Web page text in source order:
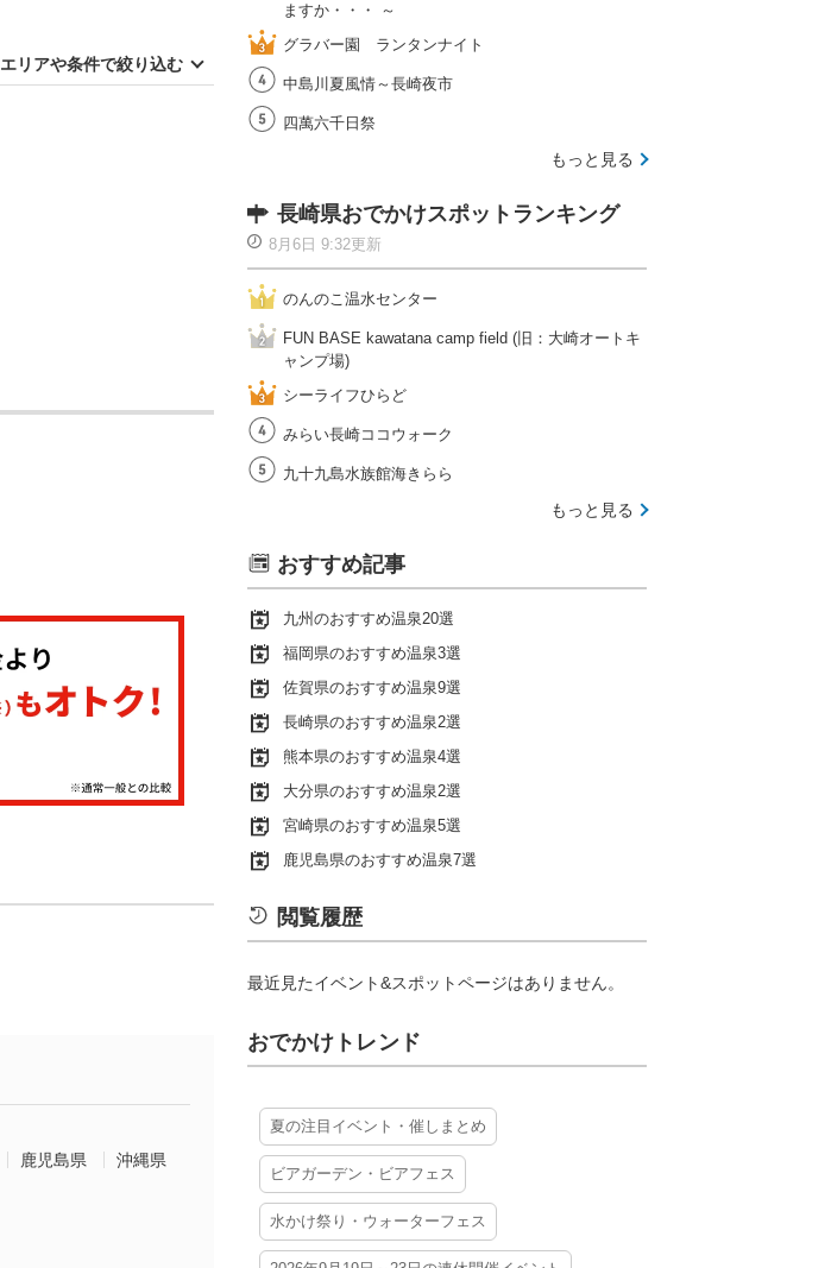
エリアや条件で絞り込む
鹿児島県
沖縄県
ますか・・・ ～
グラバー園 ランタンナイト
中島川夏風情～長崎夜市
四萬六千日祭
もっと見る
長崎県おでかけスポットランキング
8月6日 9:32更新
のんのこ温水センター
FUN BASE kawatana camp field (旧：大崎オートキ
ャンプ場)
シーライフひらど
みらい長崎ココウォーク
九十九島水族館海きらら
もっと見る
おすすめ記事
九州のおすすめ温泉20選
福岡県のおすすめ温泉3選
佐賀県のおすすめ温泉9選
長崎県のおすすめ温泉2選
熊本県のおすすめ温泉4選
大分県のおすすめ温泉2選
宮崎県のおすすめ温泉5選
鹿児島県のおすすめ温泉7選
閲覧履歴
最近見たイベント&スポットページはありません。
おでかけトレンド
夏の注目イベント・催しまとめ
ビアガーデン・ビアフェス
水かけ祭り・ウォーターフェス